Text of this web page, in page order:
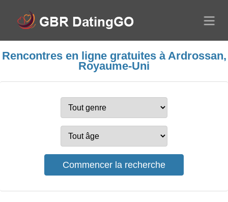
Rencontres en ligne gratuites à Ardrossan,
Royaume-Uni